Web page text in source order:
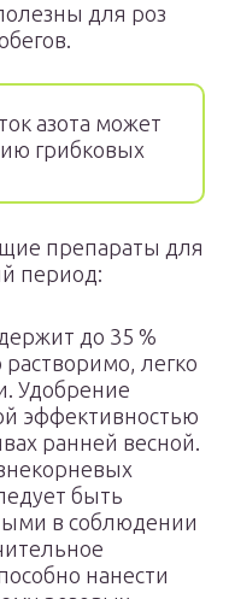
для роз
азота может
грибковых
препараты для
период:
до 35 %
легко
Удобрение
эффективностью
ранней весной.
быть
в соблюдении
нанести